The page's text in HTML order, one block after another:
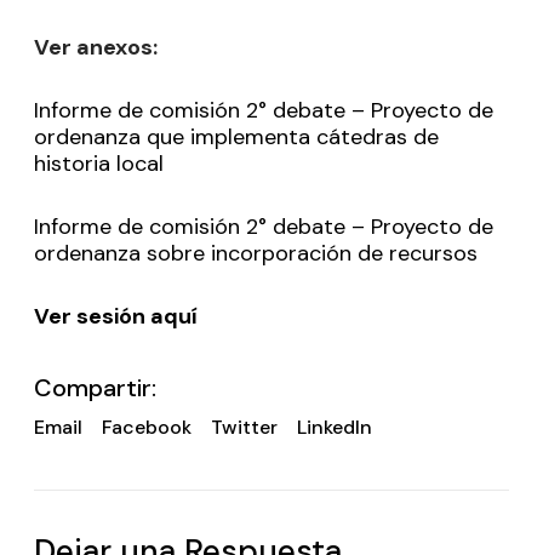
Ver anexos:
Informe de comisión 2° debate – Proyecto de
ordenanza que implementa cátedras de
historia local
Informe de comisión 2° debate – Proyecto de
ordenanza sobre incorporación de recursos
Ver sesión aquí
Compartir:
Email Facebook Twitter LinkedIn